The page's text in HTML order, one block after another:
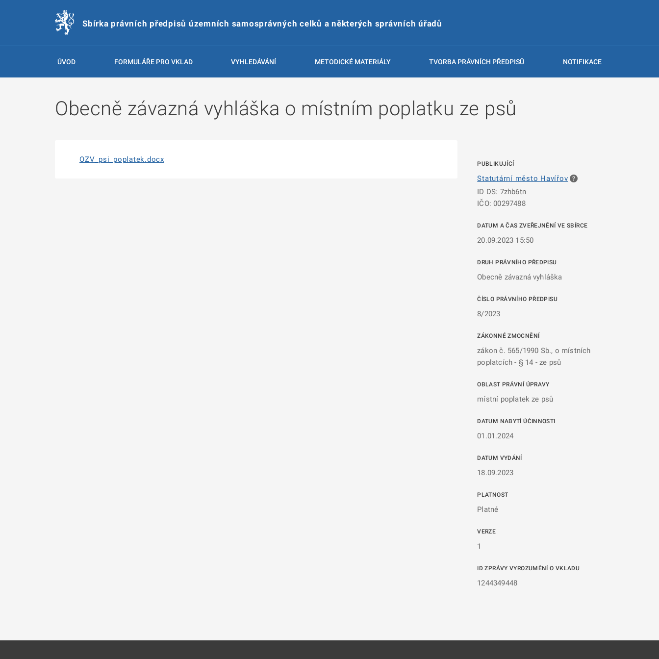
Sbírka právních předpisů územních samosprávných celků a některých správních úřadů
ÚVOD FORMULÁŘE PRO VKLAD VYHLEDÁVÁNÍ METODICKÉ MATERIÁLY TVORBA PRÁVNÍCH PŘEDPISŮ NOTIFIKACE
Obecně závazná vyhláška o místním poplatku ze psů
PUBLIKUJÍCÍ
Statutární město Havířov
ID DS: 7zhb6tn
IČO: 00297488
DATUM A ČAS ZVEŘEJNĚNÍ VE SBÍRCE
20.09.2023 15:50
DRUH PRÁVNÍHO PŘEDPISU
Obecně závazná vyhláška
ČÍSLO PRÁVNÍHO PŘEDPISU
8/2023
ZÁKONNÉ ZMOCNĚNÍ
zákon č. 565/1990 Sb., o místních
poplatcích - § 14 - ze psů
OBLAST PRÁVNÍ ÚPRAVY
místní poplatek ze psů
DATUM NABYTÍ ÚČINNOSTI
01.01.2024
DATUM VYDÁNÍ
18.09.2023
PLATNOST
Platné
VERZE
1
ID ZPRÁVY VYROZUMĚNÍ O VKLADU
1244349448
OZV_psi_poplatek.docx